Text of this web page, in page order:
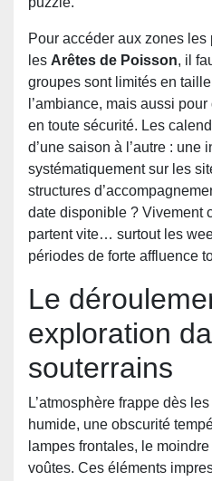
Pour accéder aux zones
les Arêtes de Poisson, il
groupes sont limités en
l’ambiance, mais aussi
en toute sécurité. Les
d’une saison à l’autre : une
systématiquement sur les
structures
date disponible ? Vivement
partent vite… surtout les
périodes de forte affluence
Le
exploration
souterrains
L’atmosphère frappe dès
humide, une obscurité
lampes frontales, le
voûtes. Ces éléments